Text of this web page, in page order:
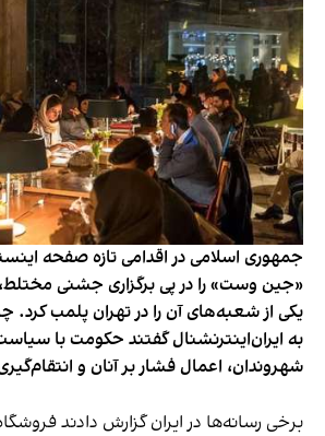
جمهوری اسلامی در اقدامی تازه صفحه
«جین وست» را در پی برگزاری جشنی
یکی از شعبه‌های آن را در تهران پلمب کرد.
به ایران‌اینترنشنال گفتند حکومت با
شهروندان، اعمال فشار بر آنان و
برخی رسانه‌ها در ایران گزارش دادند